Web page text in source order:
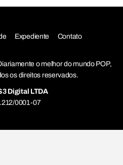
Expediente Contato
o melhor do mundo POP,
os direitos reservados.
Digital LTDA
0001-07